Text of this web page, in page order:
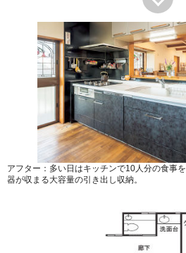
アフター：多い日はキッチンで10人分の食事
器が収まる大容量の引き出し収納。